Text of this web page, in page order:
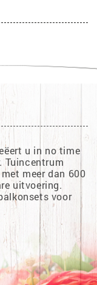
u in no time
Tuincentrum
meer dan 600
uitvoering.
voor